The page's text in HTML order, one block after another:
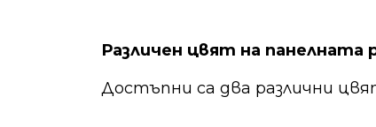
Различен цвят на панелната
Достъпни са два различни